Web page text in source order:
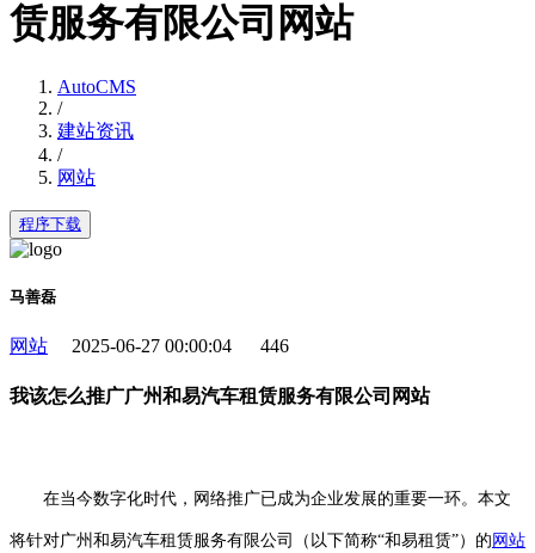
赁服务有限公司网站
AutoCMS
/
建站资讯
/
网站
程序下载
马善磊
网站 2025-06-27 00:00:04 446
我该怎么推广广州和易汽车租赁服务有限公司网站
在当今数字化时代，网络推广已成为企业发展的重要一环。本文
将针对广州和易汽车租赁服务有限公司（以下简称“和易租赁”）的 网站